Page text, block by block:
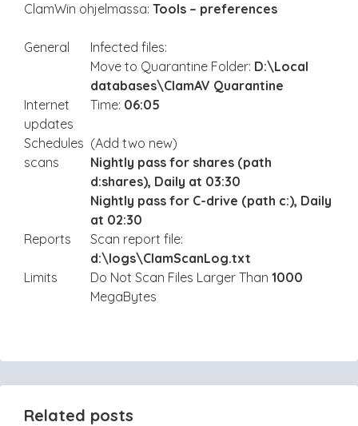
ClamWin ohjelmassa: Tools – preferences
General
Infected files:
Move to Quarantine Folder: D:\Local
databases\ClamAV Quarantine
Internet
updates
Time: 06:05
Schedules
scans
(Add two new)
Nightly pass for shares (path
d:shares), Daily at 03:30
Nightly pass for C-drive (path c:), Daily
at 02:30
Reports
Scan report file:
d:\logs\ClamScanLog.txt
Limits
Do Not Scan Files Larger Than 1000
MegaBytes
Related posts